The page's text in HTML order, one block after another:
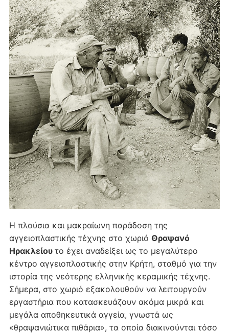
Η πλούσια και μακραίωνη παράδοση της
αγγειοπλαστικής τέχνης στο χωριό Θραψανό
Ηρακλείου το έχει αναδείξει ως το μεγαλύτερο
κέντρο αγγειοπλαστικής στην Κρήτη, σταθμό για την
ιστορία της νεότερης ελληνικής κεραμικής τέχνης.
Σήμερα, στο χωριό εξακολουθούν να λειτουργούν
εργαστήρια που κατασκευάζουν ακόμα μικρά και
μεγάλα αποθηκευτικά αγγεία, γνωστά ως
«θραψανιώτικα πιθάρια», τα οποία διακινούνται τόσο